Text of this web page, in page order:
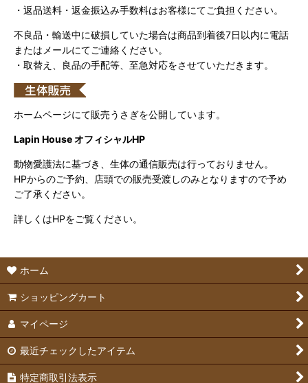
・返品送料・返金振込み手数料はお客様にてご負担ください。
不良品・輸送中に破損していた場合は商品到着後7日以内に電話
またはメールにてご連絡ください。
・取替え、良品の手配等、至急対応をさせていただきます。
ホームページにて販売うさぎを公開しています。
Lapin House オフィシャルHP
動物愛護法に基づき、生体の通信販売は行っておりません。
HPからのご予約、店頭での販売受渡しのみとなりますので予め
ご了承ください。
詳しくはHPをご覧ください。
ホーム
ショッピングカート
マイページ
最近チェックしたアイテム
特定商取引法表示